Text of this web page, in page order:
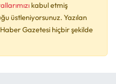
kabul etmiş
üstleniyorsunuz. Yazılan
Gazetesi hiçbir şekilde